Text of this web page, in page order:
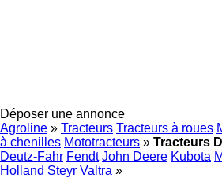
Déposer une annonce
Agroline » Tracteurs Tracteurs à roues
à chenilles Mototracteurs » Tracteurs
Deutz-Fahr Fendt John Deere Kubota
Holland Steyr Valtra »